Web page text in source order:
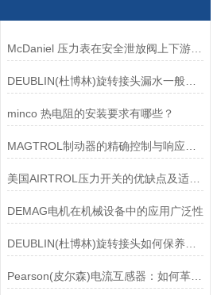
McDaniel 压力表在安全泄放阀上下游压力监测中的应用
DEUBLIN(杜博林)旋转接头漏水一般应从以下几个方面来找原因
minco 热电阻的安装要求有哪些？
美国AIRTROL压力开关的优缺点及适用范围讲解
DEMAG电机在机械设备中的应用广泛性
DEUBLIN(杜博林)旋转接头如何保养？需要注意哪些事项？
Pearson(皮尔森)电流互感器：如何革新电力监控？